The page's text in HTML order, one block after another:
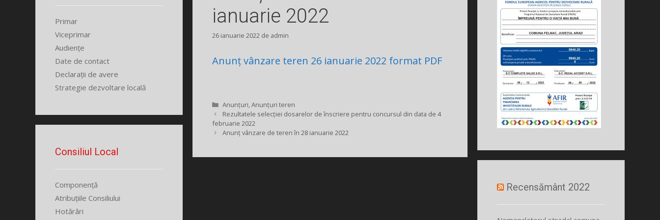
ianuarie 2022
26 ianuarie 2022 de admin
Anunț vânzare teren 26 ianuarie 2022 format PDF
Categorii
Anunțuri,Anunțuri teren
Rezultatele selecției dosarelor de înscriere pentru concursul din data de 4
februarie 2022
Anunț vânzare de teren în 28 ianuarie 2022
Primar
Viceprimar
Audiențe
Date de contact
Declarații de avere
Strategie dezvoltare locală
Consiliul Local
Componență
Atribuțiile Consiliului
Hotărâri
Recensământ 2022